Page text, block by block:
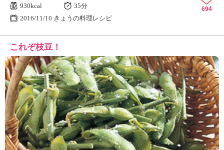
930kcal
35分
2016/11/10 きょうの料理レシピ
694
これぞ枝豆！